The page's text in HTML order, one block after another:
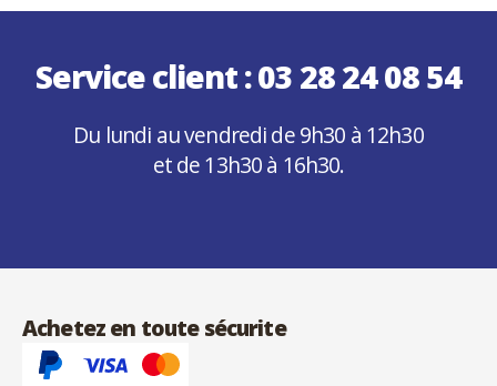
Service client :03 28 24 08 54
Du lundi au vendredi de 9h30 à 12h30
et de 13h30 à 16h30.
Achetez en toute sécurite